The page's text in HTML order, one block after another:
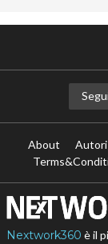
About Autori
Nextwork360 è il